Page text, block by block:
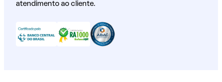
atendimento ao cliente.